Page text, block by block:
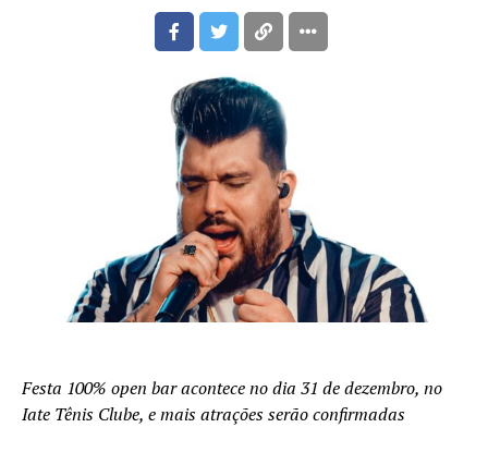
Festa 100% open bar acontece no dia 31 de dezembro, no
Iate Tênis Clube, e mais atrações serão confirmadas